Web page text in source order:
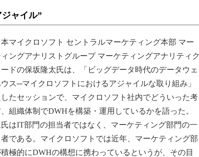
ャイル”
マイクロソフト セントラルマーケティング本部 マー
ングアナリストグループ マーケティングアナリティク
ードの保坂隆太氏は、「ビッグデータ時代のデータウェ
ス─マイクロソフトにおけるアジャイルな取り組み」
したセッションで、マイクロソフト社内でどういった考
、組織体制でDWHを構築・運用しているかを語った。
はIT部門の担当者ではなく、マーケティング部門の一
である。マイクロソフトでは近年、マーケティング部
積極的にDWHの構想に携わっているというが、その目